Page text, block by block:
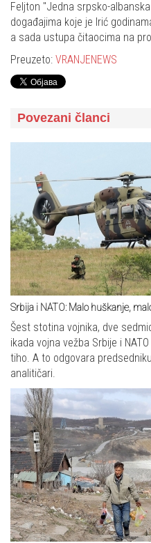
Feljton "Jedna srpsko-
događajima koje je Irić
a sada ustupa čitaocima na
Preuzeto: VRANJENEWS
Povezani članci
Srbija i NATO: Malo huškanje,
Šest stotina vojnika, dve
ikada vojna vežba Srbije i
tiho. A to odgovara
analitičari.